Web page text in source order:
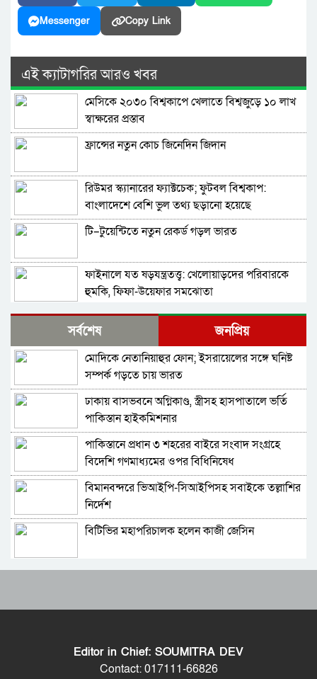
Messenger Copy Link
এই ক্যাটাগরির আরও খবর
মেসিকে ২০৩০ বিশ্বকাপে খেলাতে বিশ্বজুড়ে ১০ লাখ
স্বাক্ষরের প্রস্তাব
ফ্রান্সের নতুন কোচ জিনেদিন জিদান
রিউমর স্ক্যানারের ফ্যাক্টচেক; ফুটবল বিশ্বকাপ:
বাংলাদেশে বেশি ভুল তথ্য ছড়ানো হয়েছে
আর্জেন্টিনাকে ঘিরে
টি–টুয়েন্টিতে নতুন রেকর্ড গড়ল ভারত
ফাইনালে যত ষড়যন্ত্রতত্ত্ব: খেলোয়াড়দের পরিবারকে
হুমকি, ফিফা-উয়েফার সমঝোতা
বিশ্বকাপের ফাইনালে হেরে ভেঙে পড়া মেসিকে স্ত্রীর
বার্তা
থিয়াগো মেসিতে স্বপ্ন আর্জেন্টিনার
মেসিকে বিশ্বকাপের সেরা ফুটবলার ঘোষণা
আইএফএফএইচএসের
বিশ্বকাপের ফাইনালে লাল কার্ড দেখা ফার্নান্দেজের
আবেগঘন বার্তা
এবার মেসিদের জন্য দি মারিয়ার বার্তা
বিবিসি বাংলার প্রতিবেদন; মেসির সাথে প্রতারণা,
ফাইনালে হেরে যা বললেন স্কালোনি
সর্বশেষ জনপ্রিয়
মোদিকে নেতানিয়াহুর ফোন; ইসরায়েলের সঙ্গে ঘনিষ্ট
সম্পর্ক গড়তে চায় ভারত
ঢাকায় বাসভবনে অগ্নিকাণ্ড, স্ত্রীসহ হাসপাতালে ভর্তি
পাকিস্তান হাইকমিশনার
পাকিস্তানে প্রধান ৩ শহরের বাইরে সংবাদ সংগ্রহে
বিদেশি গণমাধ্যমের ওপর বিধিনিষেধ
বিমানবন্দরে ভিআইপি-সিআইপিসহ সবাইকে তল্লাশির
নির্দেশ
বিটিভির মহাপরিচালক হলেন কাজী জেসিন
র‍্যাব বিলুপ্ত করে আনা হচ্ছে নতুন বাহিনী
আওয়ামী লীগ আমাদের শত্রু নয়, অচিরেই আওয়ামী
Editor in Chief: SOUMITRA DEV
Contact: 017111-66826